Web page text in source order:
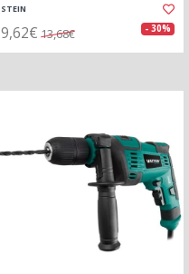
STEIN
9,62€ 13,68€ - 30%